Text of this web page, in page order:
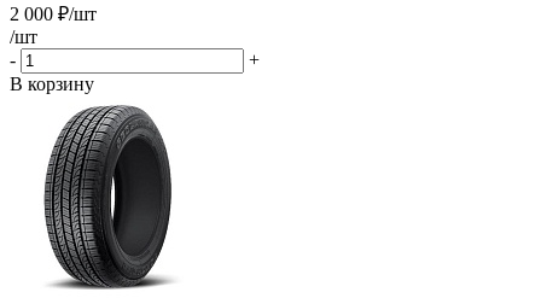
2 000 ₽/шт
/шт
-
+
В корзину